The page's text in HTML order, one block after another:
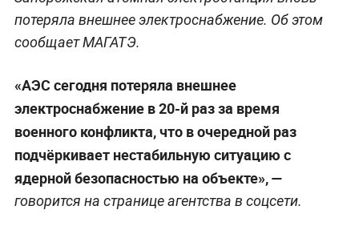
потеряла внешнее электроснабжение. Об этом
сообщает МАГАТЭ.
«АЭС сегодня потеряла внешнее
электроснабжение в 20-й раз за время
военного конфликта, что в очередной раз
подчёркивает нестабильную ситуацию с
ядерной безопасностью на объекте», —
говорится на странице агентства в соцсети.